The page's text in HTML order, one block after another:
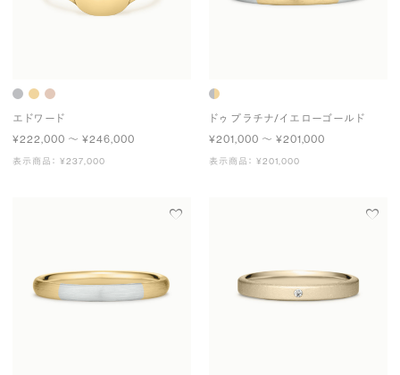
エドワード
¥222,000 〜 ¥246,000
表示商品： ¥237,000
ドゥ プラチナ/イエローゴールド
¥201,000 〜 ¥201,000
表示商品： ¥201,000